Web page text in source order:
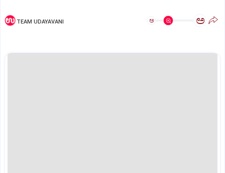
TEAM UDAYAVANI ಅ ಅ